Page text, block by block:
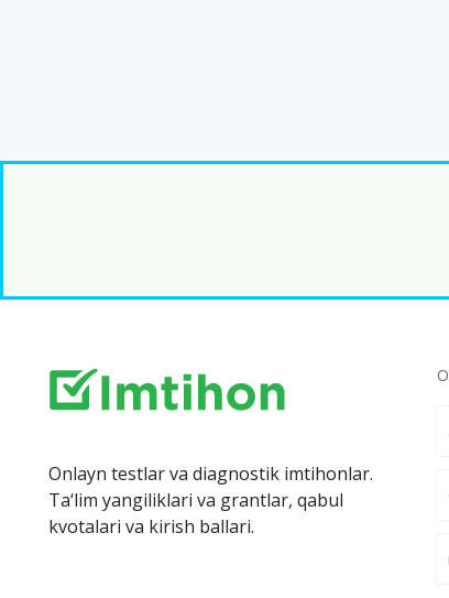
Onlayn testlar va diagnostik imtihonlar.
Ta‘lim yangiliklari va grantlar, qabul
kvotalari va kirish ballari.